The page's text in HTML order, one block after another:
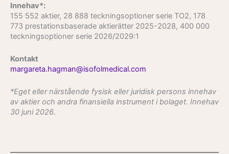
Innehav*:
155 552 aktier, 28 888 teckningsoptioner serie TO2, 178
773 prestationsbaserade aktierätter 2025-2028, 400 000
teckningsoptioner serie 2026/2029:1
Kontakt
margareta.hagman@isofolmedical.com
*Eget eller närstående fysisk eller juridisk persons innehav
av aktier och andra finansiella instrument i bolaget. Innehav
30 juni 2026.